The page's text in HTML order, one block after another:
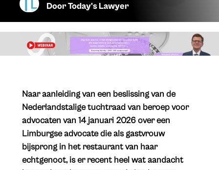
DoorToday's Lawyer
Naar aanleiding van een beslissing van de
Nederlandstalige tuchtraad van beroep voor
advocaten van 14 januari 2026 over een
Limburgse advocate die als gastvrouw
bijsprong in het restaurant van haar
echtgenoot, is er recent heel wat aandacht